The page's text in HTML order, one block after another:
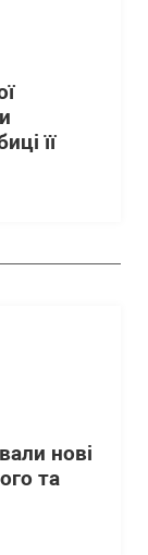
її
нові
та